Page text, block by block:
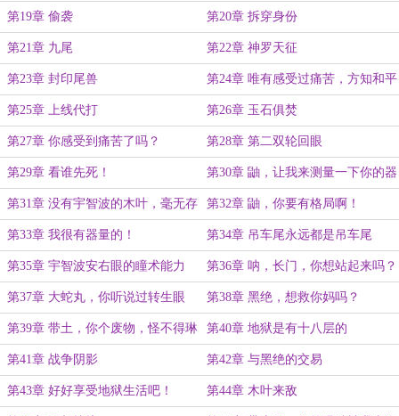
第19章 偷袭 第20章 拆穿身份
第21章 九尾 第22章 神罗天征
第23章 封印尾兽 第24章 唯有感受过痛苦，方知和平
的可贵
第25章 上线代打 第26章 玉石俱焚
第27章 你感受到痛苦了吗？ 第28章 第二双轮回眼
第29章 看谁先死！ 第30章 鼬，让我来测量一下你的器
量吧！
第31章 没有宇智波的木叶，毫无存
在的价值！
第32章 鼬，你要有格局啊！
第33章 我很有器量的！ 第34章 吊车尾永远都是吊车尾
第35章 宇智波安右眼的瞳术能力 第36章 呐，长门，你想站起来吗？
第37章 大蛇丸，你听说过转生眼
吗？
第38章 黑绝，想救你妈吗？
第39章 带土，你个废物，怪不得琳
会选择卡卡西！
第40章 地狱是有十八层的
第41章 战争阴影 第42章 与黑绝的交易
第43章 好好享受地狱生活吧！ 第44章 木叶来敌